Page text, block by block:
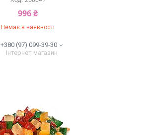
996 ₴
Немає в наявності
+380 (97) 099-39-30
Інтернет магазин